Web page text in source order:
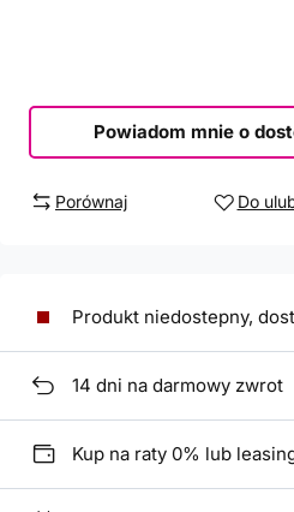
Powiadom mnie o
Porównaj Do
Produkt niedostepny,
14 dni na darmowy zwrot
Kup na raty 0% lub